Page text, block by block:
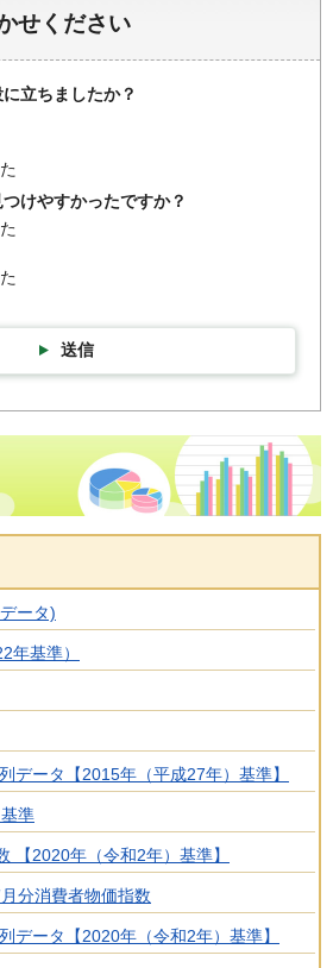
せください
立ちましたか？
けやすかったですか？
送信
統計情報館トップページ
ータ)
年基準）
データ【2015年（平成27年）基準】
準
【2020年（令和2年）基準】
分消費者物価指数
データ【2020年（令和2年）基準】